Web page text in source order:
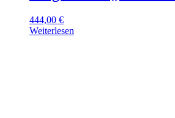
444,00 €
Weiterlesen